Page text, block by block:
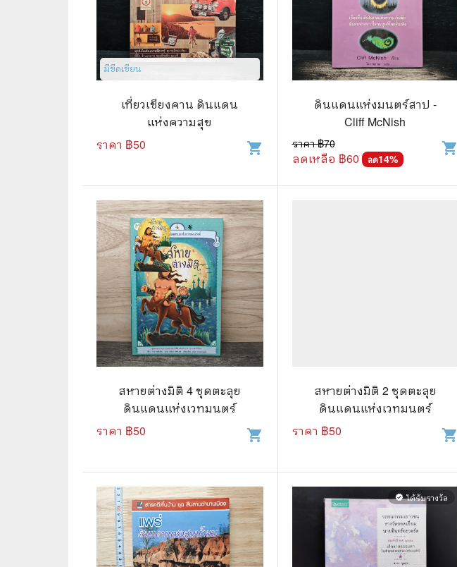
มีขีดเขียน
เที่ยวเชียงคาน ดินแดน
แห่งความสุข
ราคา ฿50 shopping_cart
ดินแดนแห่งมนตร์สาป -
Cliff McNish
ราคา ฿70
ลดเหลือ ฿60 ลด14%
shopping_cart
สหายต่างมิติ 4 ชุดตะลุย
ดินแดนแห่งเวทมนตร์
ราคา ฿50 shopping_cart
สหายต่างมิติ 2 ชุดตะลุย
ดินแดนแห่งเวทมนตร์
ราคา ฿50 shopping_cart
verified ได้รับรางวัล
🖥️ คอมพิวเตอร์ เทคโนโลยี
หนังสือทั่วไป พ็อกเก็ตบุ๊ค
🦄 วรรณกรรม นิยาย เรื่องสั้น
🛖 วรรณคดีไทย นิทานพื้นบ้าน
👩‍🦳 นิยายไทยรุ่นเก่า
🏵️ บทกวี บทกลอน
🏞️ นิยายภาพ
👨‍❤️‍👨 นิยายวาย นิยายยูริ
✍️ นิยายฟิคชั่น
🌏 นิยายแปล
🏰 วรรณกรรมเยาวชน
🛸 ไซไฟ วิทยาศาสตร์
🌟 นิยายไลท์โนเวล
🏮 นิยายจีน
🌞 นิยายแจ่มใส
❤️ รัก โรแมนติก
🧗‍♂️ ผจญภัย ท่องเที่ยว
☠️ การ์ตูนผีไทย
👩 สนพ.ยอดธิดา
☘️ สนพ.รักพิมพ์ Luckpim
🔵 สนพ.Phoenix Next
🏳️‍🌈 สนพ.หมึกจีน
การ์ตูนรายเดือน รายสัปดาห์
การ์ตูนแก๊ก
หนังสือการ์ตูน